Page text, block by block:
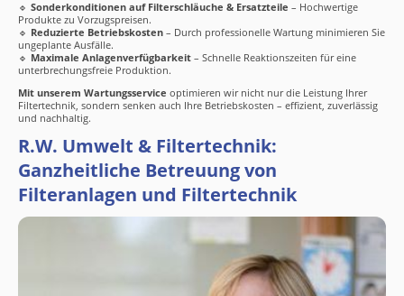
🔹 Sonderkonditionen auf Filterschläuche & Ersatzteile – Hochwertige
Produkte zu Vorzugspreisen.
🔹 Reduzierte Betriebskosten – Durch professionelle Wartung minimieren Sie
ungeplante Ausfälle.
🔹 Maximale Anlagenverfügbarkeit – Schnelle Reaktionszeiten für eine
unterbrechungsfreie Produktion.
Mit unserem Wartungsservice optimieren wir nicht nur die Leistung Ihrer
Filtertechnik, sondern senken auch Ihre Betriebskosten – effizient, zuverlässig
und nachhaltig.
R.W. Umwelt & Filtertechnik:
Ganzheitliche Betreuung von
Filteranlagen und Filtertechnik